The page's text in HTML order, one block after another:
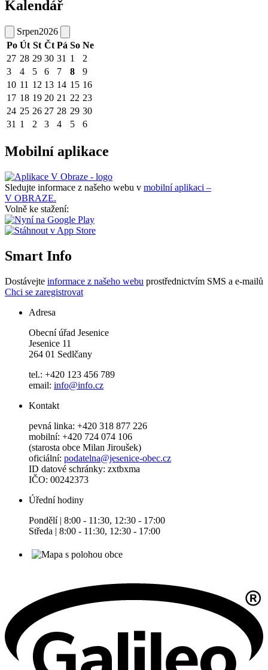
Kalendář
Srpen2026
Po Út St Čt Pá So Ne
27 28 29 30 31 1
2
3
4 5 6 7 8
9
10 11 12 13 14 15 16
17 18 19 20 21 22 23
24 25 26 27 28 29 30
31 1 2 3 4 5 6
Mobilní aplikace
Sledujte informace z našeho webu v mobilní aplikaci –
V OBRAZE.
Volně ke stažení:
Smart Info
Dostávejte informace z našeho webu prostřednictvím SMS a e-mailů
Chci se zaregistrovat
Adresa
Obecní úřad Jesenice
Jesenice 11
264 01 Sedlčany
tel.: +420 123 456 789
email: info@info.cz
Kontakt
pevná linka: +420 318 877 226
mobilní: +420 724 074 106
(starosta obce Milan Jiroušek)
oficiální: podatelna@jesenice-obec.cz
ID datové schránky: zxtbxma
IČO: 00242373
Úřední hodiny
Pondělí | 8:00 - 11:30, 12:30 - 17:00
Středa | 8:00 - 11:30, 12:30 - 17:00